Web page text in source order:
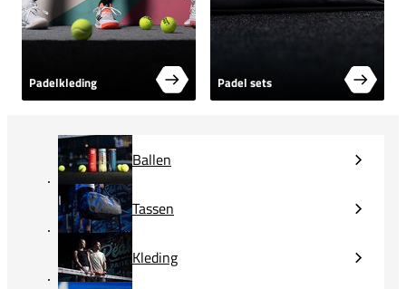
Padelkleding Padel sets
Ballen
Tassen
Kleding